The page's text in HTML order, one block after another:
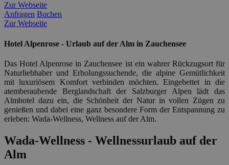
Zur Webseite
Anfragen Buchen
Zur Webseite
Hotel Alpenrose - Urlaub auf der Alm in Zauchensee
Das Hotel Alpenrose in Zauchensee ist ein wahrer Rückzugsort für
Naturliebhaber und Erholungssuchende, die alpine Gemütlichkeit
mit luxuriösem Komfort verbinden möchten. Eingebettet in die
atemberaubende Berglandschaft der Salzburger Alpen lädt das
Almhotel dazu ein, die Schönheit der Natur in vollen Zügen zu
genießen und dabei eine ganz besondere Form der Entspannung zu
erleben: Wada-Wellness, Wellness auf der Alm.
Wada-Wellness - Wellnessurlaub auf der
Alm